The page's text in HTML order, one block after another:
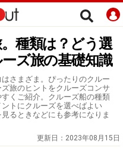
種類は？どう選
ズ旅の基礎知識
さまざま。ぴったりのクルー
旅のヒントをクルーズコンサ
くご紹介。クルーズ船の種類
トにクルーズを選べばよい
るときなどにも参考になりま
更新日： 2023年08月15日